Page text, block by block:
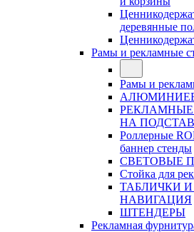
деревянные
Рамы и рекламные
Рамы и
НА
Роллерные
баннер стенды
СВЕТОВЫЕ
Стойка для
ТАБЛИЧКИ
НАВИГАЦИЯ
ШТЕНДЕРЫ
Рекламная